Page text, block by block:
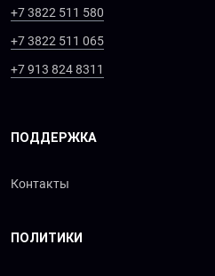
+7 3822 511 580
+7 3822 511 065
+7 913 824 8311
ПОДДЕРЖКА
Контакты
ПОЛИТИКИ